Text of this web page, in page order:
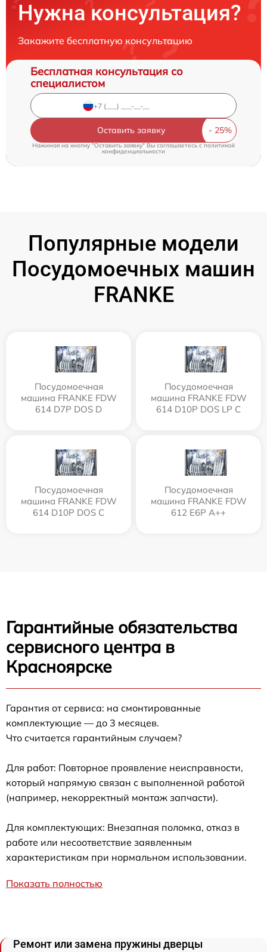
Нужна консультация?
Закажите бесплатную консультацию
Бесплатная консультация со
специалистом
Оставить заявку
Нажимая на кнопку "Оставить заявку" Вы соглашаетесь c политикой
конфиденциальности
Популярные модели
Посудомоечных машин
FRANKE
Посудомоечная
машина FRANKE FDW
614 D7P DOS D
Посудомоечная
машина FRANKE FDW
614 D10P DOS LP C
Посудомоечная
машина FRANKE FDW
614 D10P DOS C
Посудомоечная
машина FRANKE FDW
612 E6P A++
Гарантийные обязательства
сервисного центра в
Красноярске
Гарантия от сервиса: на смонтированные
комплектующие — до 3 месяцев.
Что считается гарантийным случаем?
Для работ: Повторное проявление неисправности,
который напрямую связан с выполненной работой
(например, некорректный монтаж запчасти).
Для комплектующих: Внезапная поломка, отказ в
работе или несоответствие заявленным
характеристикам при нормальном использовании.
Показать полностью
Ремонт или замена пружины дверцы